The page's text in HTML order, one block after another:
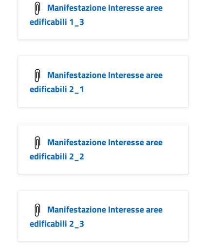
Manifestazione Interesse aree
edificabili 1_3
Manifestazione Interesse aree
edificabili 2_1
Manifestazione Interesse aree
edificabili 2_2
Manifestazione Interesse aree
edificabili 2_3